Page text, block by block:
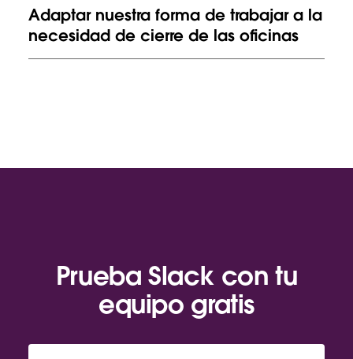
Adaptar nuestra forma de trabajar a la
necesidad de cierre de las oficinas
Prueba Slack con tu
equipo gratis